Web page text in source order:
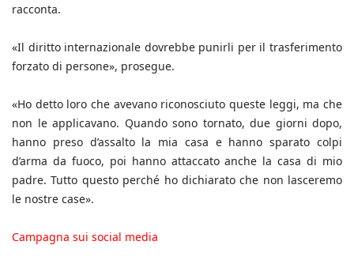
racconta.
«Il diritto internazionale dovrebbe punirli per il trasferimento
forzato di persone», prosegue.
«Ho detto loro che avevano riconosciuto queste leggi, ma che
non le applicavano. Quando sono tornato, due giorni dopo,
hanno preso d’assalto la mia casa e hanno sparato colpi
d’arma da fuoco, poi hanno attaccato anche la casa di mio
padre. Tutto questo perché ho dichiarato che non lasceremo
le nostre case».
Campagna sui social media